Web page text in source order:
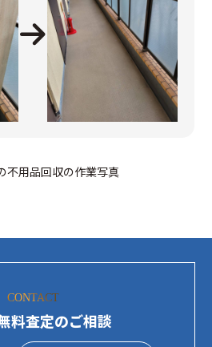
CONTACT
料査定のご相談